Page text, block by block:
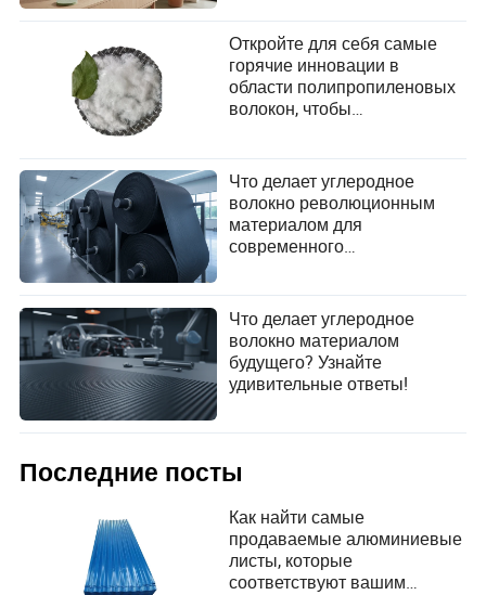
Blake Huffman
Блейк Хаффман — опытный писатель,
специализирующийся на текстильной
промышленности. Обладая острым взглядом на
оценку производственных возможностей
поставщиков, Блейк предоставляет глубокие
инсайты в производственные процессы и
операционные сильные стороны, которые движут
текстильный сектор вперед.
Откройте для себя самые
горячие инновации в
области полипропиленовых
волокон, чтобы
сегодня
Что делает углеродное
волокно революционным
материалом для
современного
Что делает углеродное
волокно материалом
будущего? Узнайте
удивительные ответы!
Последние посты
Как найти самые
продаваемые алюминиевые
листы, которые
соответствуют вашим